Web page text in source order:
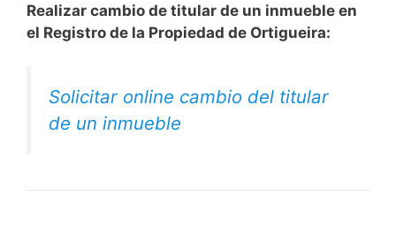
Realizar cambio de titular de un inmueble en
el Registro de la Propiedad de Ortigueira:
Solicitar online cambio del titular
de un inmueble